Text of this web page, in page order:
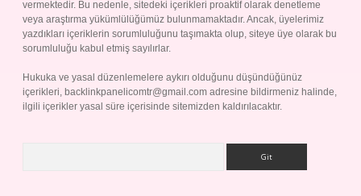
vermektedir. Bu nedenle, sitedeki içerikleri proaktif olarak denetleme
veya araştırma yükümlülüğümüz bulunmamaktadır. Ancak, üyelerimiz
yazdıkları içeriklerin sorumluluğunu taşımakta olup, siteye üye olarak bu
sorumluluğu kabul etmiş sayılırlar.
Hukuka ve yasal düzenlemelere aykırı olduğunu düşündüğünüz
içerikleri, backlinkpanelicomtr@gmail.com adresine bildirmeniz halinde,
ilgili içerikler yasal süre içerisinde sitemizden kaldırılacaktır.